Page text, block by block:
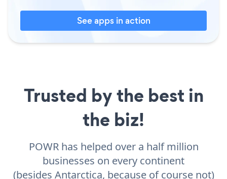
See apps in action
Trusted by the best in
the biz!
POWR has helped over a half million
businesses on every continent
(besides Antarctica, because of course not)